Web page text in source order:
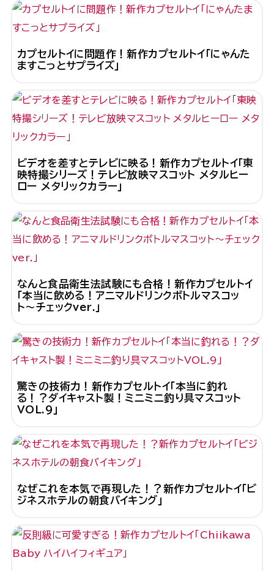
カプセルトイに問題作！新作カプセルトイ「にゃんた
ますこっとサプライズ」
ビデオを差すとテレビに映る！新作カプセルトイ「東
映特撮シリーズ！テレビ放映マスコット メタルヒー
ロー メタリックカラー」
なんと食品衛生法試験にも合格！新作カプセルトイ
「本当に飲める！アニマルドリンクボトルマスコッ
ト〜チェックver.」
驚きの技術力！新作カプセルトイ「本当に釣れ
る！？ダイキャスト製！ミニミニ釣り具マスコット
VOL.9」
なぜこれを本気で再現した！？新作カプセルトイ「ビ
ジネスホテルの朝食バイキング」